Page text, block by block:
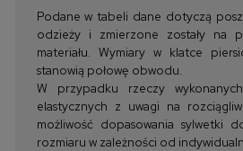
Podane w tabeli dane dotyczą
odzieży i zmierzone zostały na
materiału. Wymiary w klatce
stanowią połowę obwodu.
W przypadku rzeczy
elastycznych z uwagi na
możliwość dopasowania sylwetki
rozmiaru w zależności od